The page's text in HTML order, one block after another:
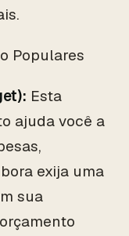
Populares
Esta
ajuda você a
exija uma
sua